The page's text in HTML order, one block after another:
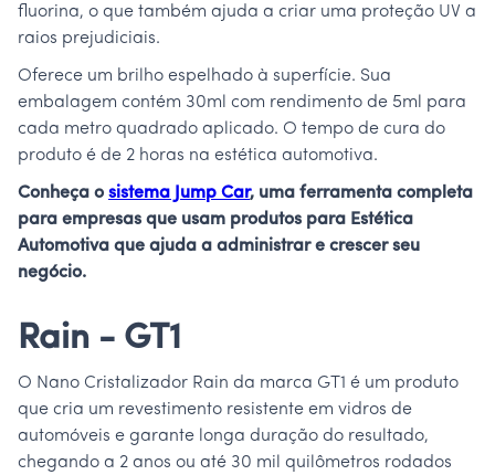
fluorina, o que também ajuda a criar uma proteção UV a
raios prejudiciais.
Oferece um brilho espelhado à superfície. Sua
embalagem contém 30ml com rendimento de 5ml para
cada metro quadrado aplicado. O tempo de cura do
produto é de 2 horas na estética automotiva.
Conheça o sistema Jump Car, uma ferramenta completa
para empresas que usam produtos para Estética
Automotiva que ajuda a administrar e crescer seu
negócio.
Rain - GT1
O Nano Cristalizador Rain da marca GT1 é um produto
que cria um revestimento resistente em vidros de
automóveis e garante longa duração do resultado,
chegando a 2 anos ou até 30 mil quilômetros rodados